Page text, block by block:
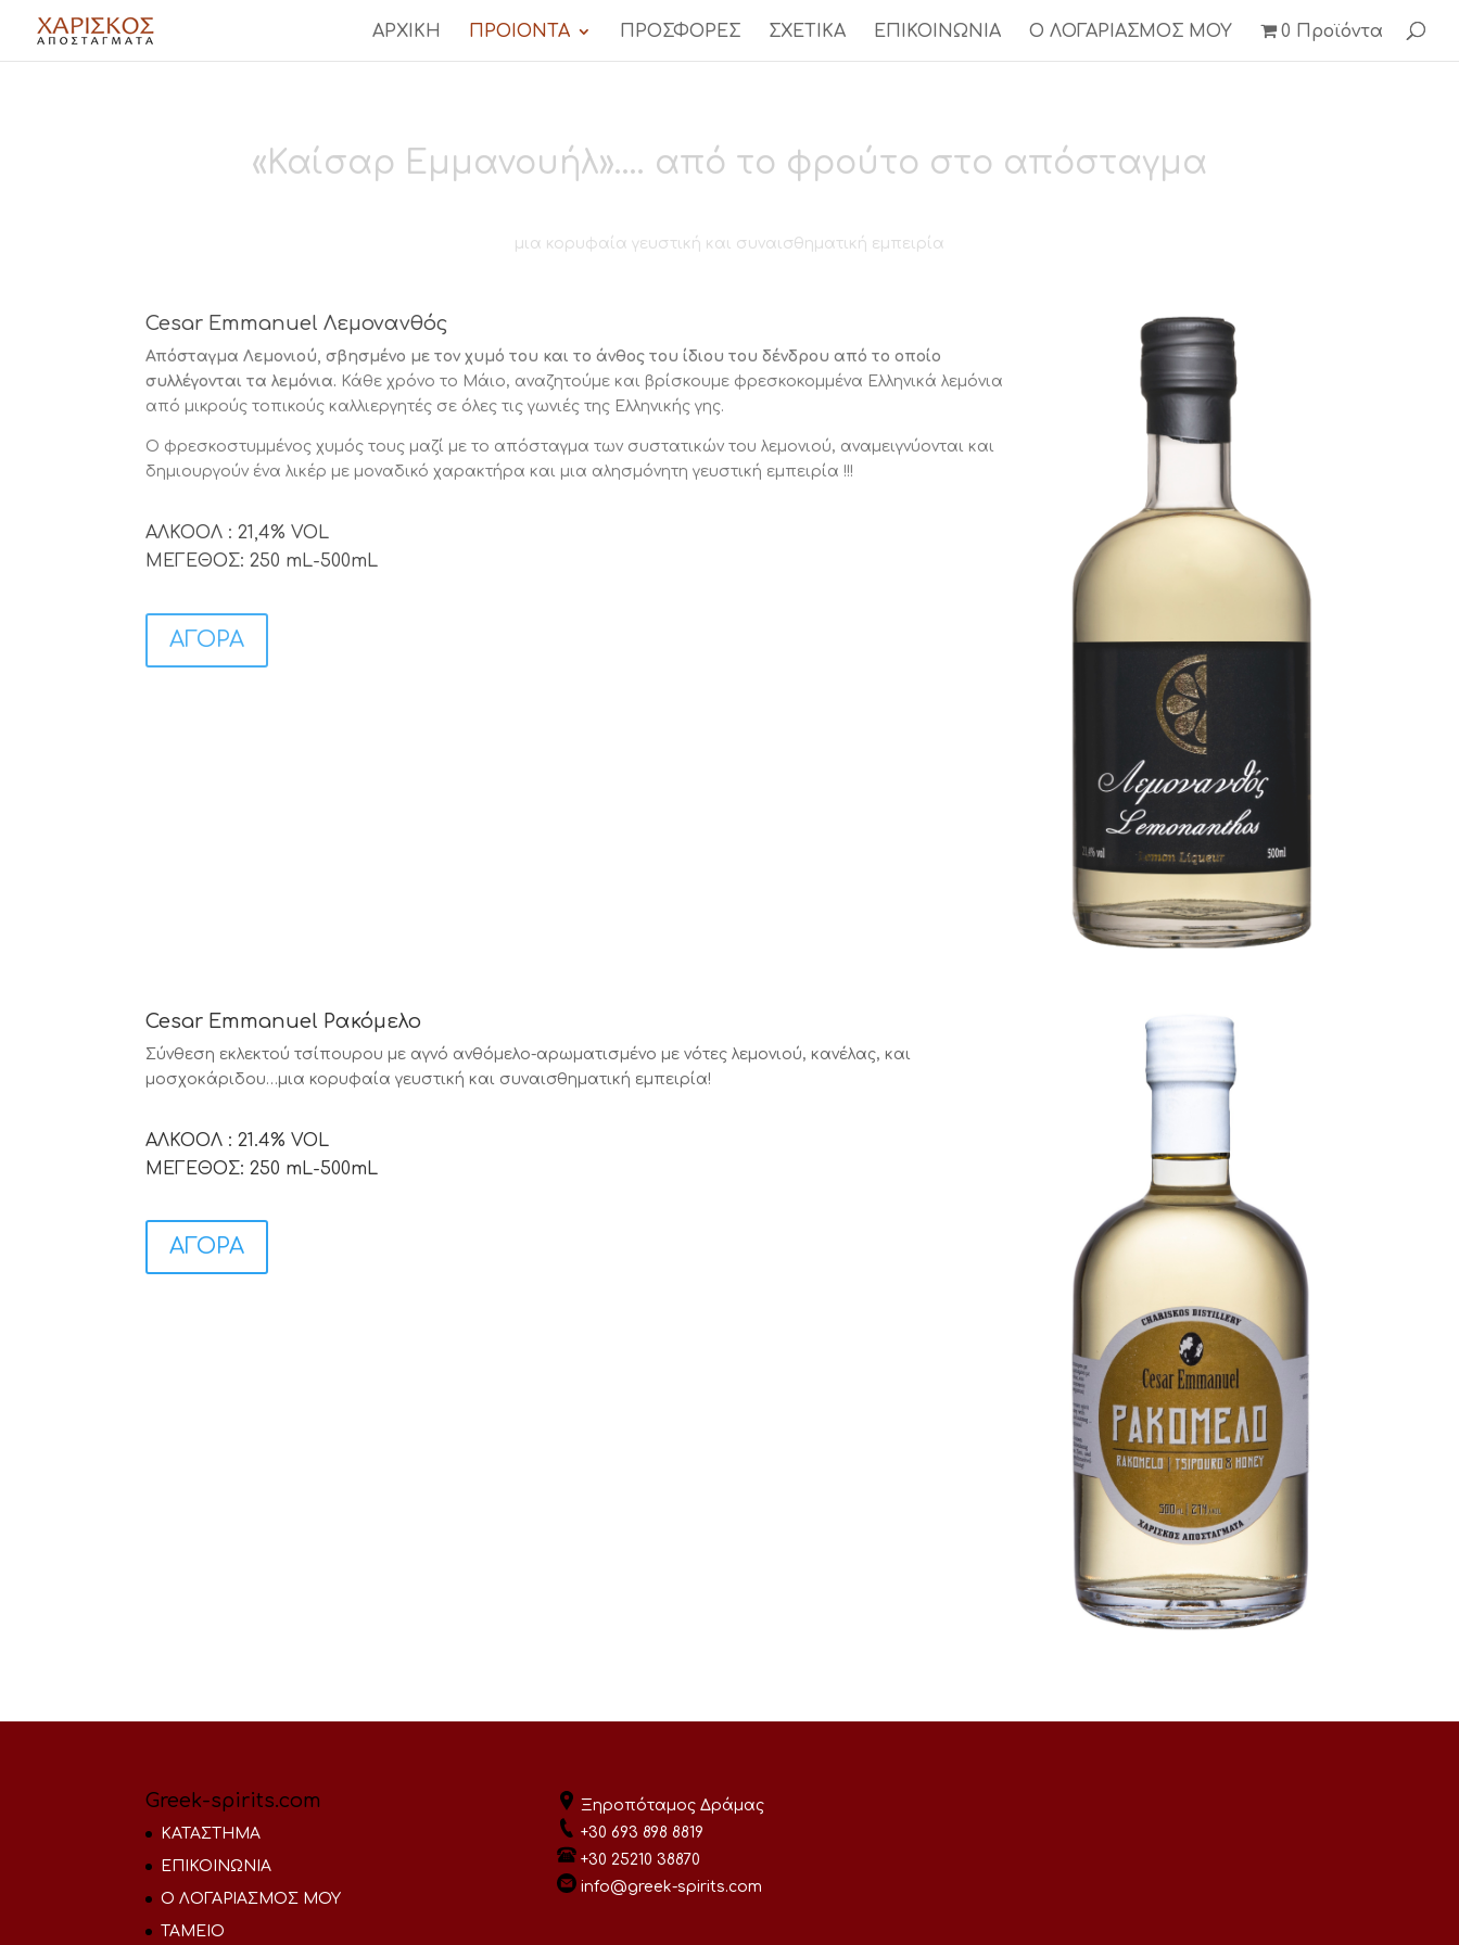
ΑΡΧΙΚΗ ΠΡΟΙΟΝΤΑ ΠΡΟΣΦΟΡΕΣ ΣΧΕΤΙΚΑ ΕΠΙΚΟΙΝΩΝΙΑ Ο ΛΟΓΑΡΙΑΣΜΟΣ ΜΟΥ 0 Προϊόντα
«Καίσαρ Εμμανουήλ»…. από το φρούτο στο απόσταγμα
μια κορυφαία γευστική και συναισθηματική εμπειρία
Cesar Emmanuel Λεμονανθός
Απόσταγμα Λεμονιού, σβησμένο με τον χυμό του και το άνθος του ίδιου του δένδρου από το οποίο
συλλέγονται τα λεμόνια. Κάθε χρόνο το Μάιο, αναζητούμε και βρίσκουμε φρεσκοκομμένα Ελληνικά λεμόνια
από μικρούς τοπικούς καλλιεργητές σε όλες τις γωνιές της Ελληνικής γης.
Ο φρεσκοστυμμένος χυμός τους μαζί με το απόσταγμα των συστατικών του λεμονιού, αναμειγνύονται και
δημιουργούν ένα λικέρ με μοναδικό χαρακτήρα και μια αλησμόνητη γευστική εμπειρία !!!
ΑΛΚΟΟΛ : 21,4% VOL
ΜΕΓΕΘΟΣ: 250 mL-500mL
ΑΓΟΡΑ
Cesar Emmanuel Ρακόμελο
Σύνθεση εκλεκτού τσίπουρου με αγνό ανθόμελο-αρωματισμένο με νότες λεμονιού, κανέλας, και
μοσχοκάριδου…μια κορυφαία γευστική και συναισθηματική εμπειρία!
ΑΛΚΟΟΛ : 21.4% VOL
ΜΕΓΕΘΟΣ: 250 mL-500mL
ΑΓΟΡΑ
Greek-spirits.com
ΚΑΤΑΣΤΗΜΑ
ΕΠΙΚΟΙΝΩΝΙΑ
Ο ΛΟΓΑΡΙΑΣΜΟΣ ΜΟΥ
ΤΑΜΕΙΟ
Ξηροπόταμος Δράμας
+30 693 898 8819
+30 25210 38870
info@greek-spirits.com